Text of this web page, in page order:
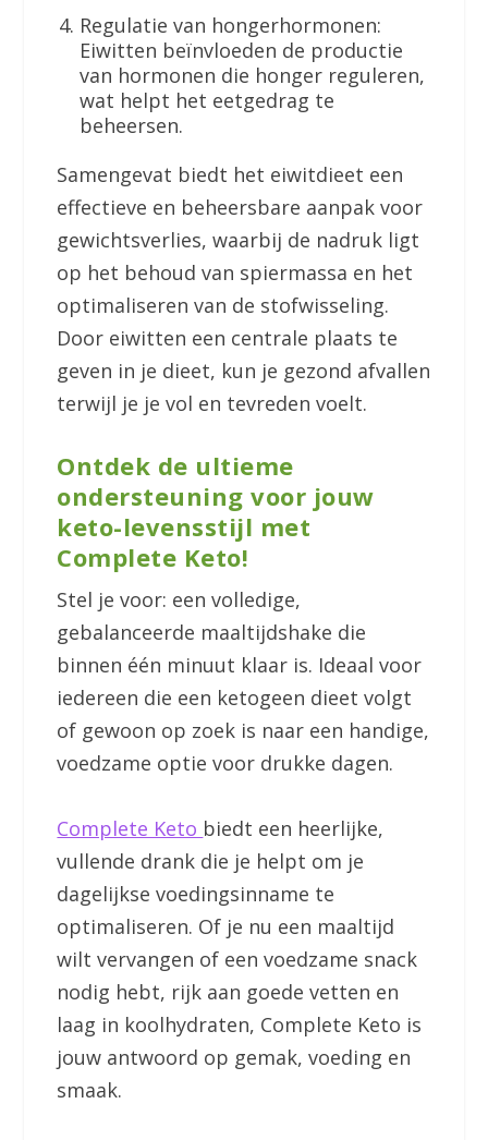
Regulatie van hongerhormonen:
Eiwitten beïnvloeden de productie
van hormonen die honger reguleren,
wat helpt het eetgedrag te
beheersen.
Samengevat biedt het eiwitdieet een
effectieve en beheersbare aanpak voor
gewichtsverlies, waarbij de nadruk ligt
op het behoud van spiermassa en het
optimaliseren van de stofwisseling.
Door eiwitten een centrale plaats te
geven in je dieet, kun je gezond afvallen
terwijl je je vol en tevreden voelt.
Ontdek de ultieme
ondersteuning voor jouw
keto-levensstijl met
Complete Keto!
Stel je voor: een volledige,
gebalanceerde maaltijdshake die
binnen één minuut klaar is. Ideaal voor
iedereen die een ketogeen dieet volgt
of gewoon op zoek is naar een handige,
voedzame optie voor drukke dagen.
Complete Keto biedt een heerlijke,
vullende drank die je helpt om je
dagelijkse voedingsinname te
optimaliseren. Of je nu een maaltijd
wilt vervangen of een voedzame snack
nodig hebt, rijk aan goede vetten en
laag in koolhydraten, Complete Keto is
jouw antwoord op gemak, voeding en
smaak.